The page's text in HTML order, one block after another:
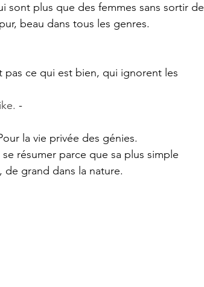
sont plus que des femmes sans sortir de
beau dans tous les genres.
pas ce qui est bien, qui ignorent les
-
la vie privée des génies.
résumer parce que sa plus simple
grand dans la nature.